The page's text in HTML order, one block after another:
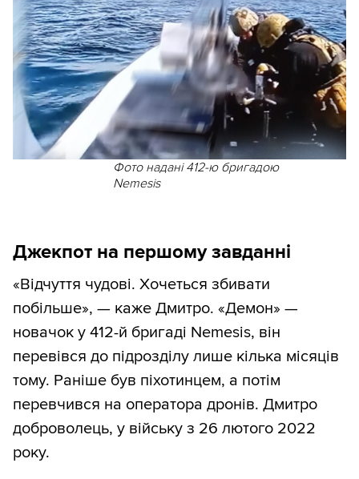
Фото надані 412-ю бригадою
Nemesis
Джекпот на першому завданні
«Відчуття чудові. Хочеться збивати
побільше», — каже Дмитро. «Демон» —
новачок у 412-й бригаді Nemesis, він
перевівся до підрозділу лише кілька місяців
тому. Раніше був піхотинцем, а потім
перевчився на оператора дронів. Дмитро
доброволець, у війську з 26 лютого 2022
року.